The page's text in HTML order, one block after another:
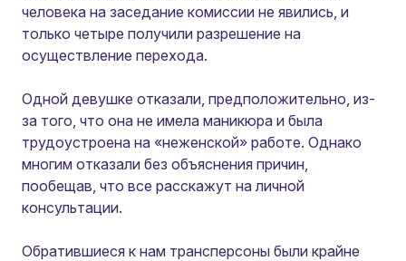
человека на заседание комиссии не явились, и
только четыре получили разрешение на
осуществление перехода.
Одной девушке отказали, предположительно, из-
за того, что она не имела маникюра и была
трудоустроена на «неженской» работе. Однако
многим отказали без объяснения причин,
пообещав, что все расскажут на личной
консультации.
Обратившиеся к нам трансперсоны были крайне